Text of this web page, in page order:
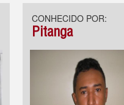
CONHECIDO POR:
Pitanga